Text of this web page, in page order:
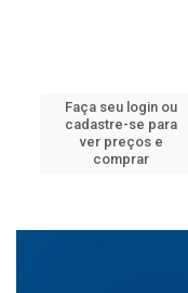
Faça seu login ou
cadastre-se para
ver preços e
comprar